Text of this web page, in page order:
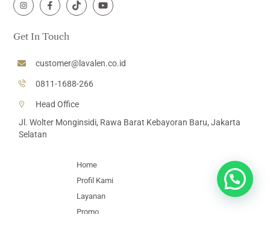
Icon
Icon
Icon
Icon
Get In Touch
customer@lavalen.co.id
0811-1688-266
Head Office
Jl. Wolter Monginsidi, Rawa Barat Kebayoran Baru, Jakarta
Selatan
Home
Profil Kami
Layanan
Promo